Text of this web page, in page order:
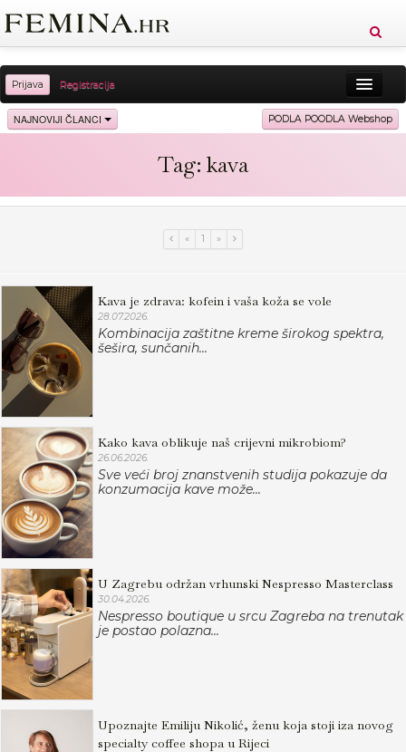
Prijava Registracija
Sreća Zdravlje Vitkost
Relax
NAJNOVIJI ČLANCI PODLA POODLA Webshop
Tag: kava
« 1 »
Kava je zdrava: kofein i vaša koža se vole
28.07.2026.
Kombinacija zaštitne kreme širokog spektra,
šešira, sunčanih...
Kako kava oblikuje naš crijevni mikrobiom?
26.06.2026.
Sve veći broj znanstvenih studija pokazuje da
konzumacija kave može...
U Zagrebu održan vrhunski Nespresso Masterclass
30.04.2026.
Nespresso boutique u srcu Zagreba na trenutak
je postao polazna...
Upoznajte Emiliju Nikolić, ženu koja stoji iza novog
specialty coffee shopa u Rijeci